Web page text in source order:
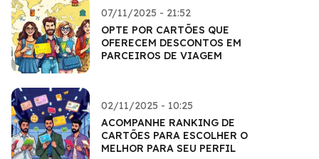
07/11/2025 - 21:52
OPTE POR CARTÕES QUE
OFERECEM DESCONTOS EM
PARCEIROS DE VIAGEM
02/11/2025 - 10:25
ACOMPANHE RANKING DE
CARTÕES PARA ESCOLHER O
MELHOR PARA SEU PERFIL